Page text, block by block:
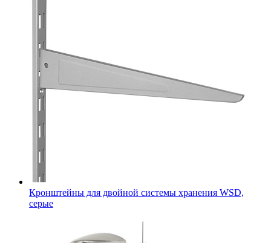
Кронштейны для двойной системы хранения WSD,
серые